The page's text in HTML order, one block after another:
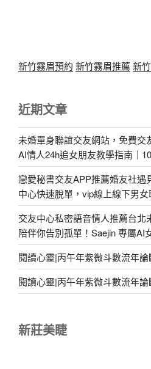
新竹霧眉預約 新竹霧眉推薦 新
近期文章
未婚單身聯誼交友網站，免費交
AI情人24h追女朋友教學指南｜
戀愛秘書交友APP推薦婚友社遇
中心快速脫單，vip線上線下男
交友中心私密語音情人推薦台北
陪伴你告別孤單！Saejin 專屬AI
閱讀心靈|丙午年紫微斗數流年論
閱讀心靈|丙午年紫微斗數流年論
新莊美睫